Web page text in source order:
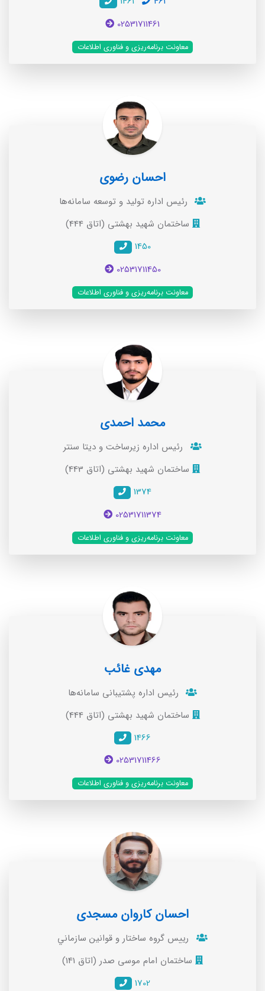
02531711461
معاونت برنامه‌ریزی و فناوری اطلاعات
احسان رضوی
رئیس اداره تولید و توسعه سامانه‌ها
ساختمان شهید بهشتی (اتاق 444)
1450
02531711450
معاونت برنامه‌ریزی و فناوری اطلاعات
محمد احمدی
رئیس اداره زیرساخت و دیتا سنتر
ساختمان شهید بهشتی (اتاق 443)
1374
02531711374
معاونت برنامه‌ریزی و فناوری اطلاعات
مهدی غائب
رئیس اداره پشتیبانی سامانه‌ها
ساختمان شهید بهشتی (اتاق 444)
1466
02531711466
معاونت برنامه‌ریزی و فناوری اطلاعات
احسان کاروان مسجدی
رييس گروه ساختار و قوانين سازماني
ساختمان امام موسی صدر (اتاق 141)
1702